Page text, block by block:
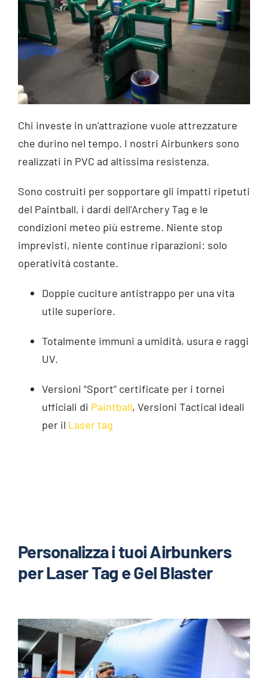
Chi investe in un’attrazione vuole attrezzature
che durino nel tempo. I nostri Airbunkers sono
realizzati in PVC ad altissima resistenza.
Sono costruiti per sopportare gli impatti ripetuti
del Paintball, i dardi dell’Archery Tag e le
condizioni meteo più estreme. Niente stop
imprevisti, niente continue riparazioni: solo
operatività costante.
Doppie cuciture antistrappo per una vita
utile superiore.
Totalmente immuni a umidità, usura e raggi
UV.
Versioni “Sport” certificate per i tornei
ufficiali di Paintball, Versioni Tactical ideali
per il Laser tag
Personalizza i tuoi Airbunkers
per Laser Tag e Gel Blaster